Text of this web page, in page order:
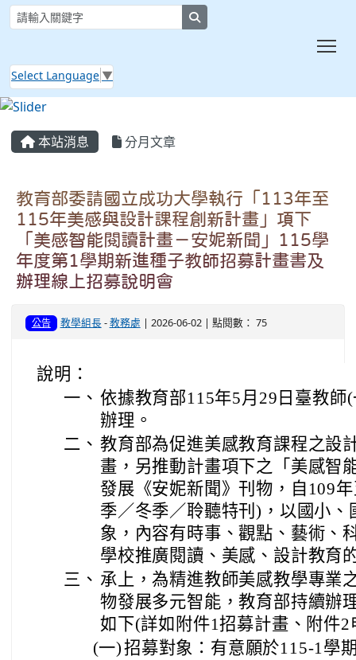
Select Language ▼
本站消息 分月文章
教育部委請國立成功大學執行「113年至
115年美感與設計課程創新計畫」項下
「美感智能閱讀計畫－安妮新聞」115學
年度第1學期新進種子教師招募計畫書及
辦理線上招募說明會
公告 教學組長-教務處 | 2026-06-02 | 點閱數： 75
說明：
一、 依據教育部115年5月29日臺教師
辦理。
二、 教育部為促進美感教育課程之設
畫，另推動計畫項下之「美感智
發展《安妮新聞》刊物，自109
季／冬季／聆聽特刊)，以國小
象，內容有時事、觀點、藝術、
學校推廣閱讀、美感、設計教育
三、 承上，為精進教師美感教學專業
物發展多元智能，教育部持續辦
如下(詳如附件1招募計畫、附件2
(一)招募對象：有意願於115-1學